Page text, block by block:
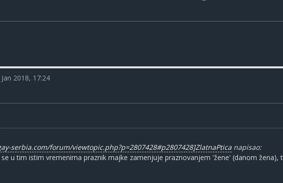
2018, 17:24
serbia.com/forum/viewtopic.php?p=2807428#p2807428]ZlatnaPtica napisao:
u tim istim vremenima praznik majke zamenjuje praznovanjem 'žene' (danom žena),